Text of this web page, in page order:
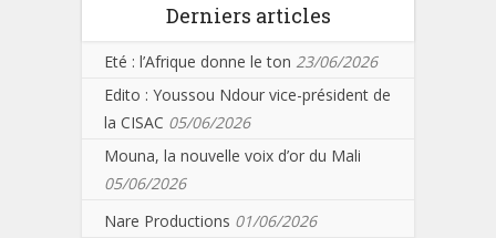
Derniers articles
Eté : l’Afrique donne le ton 23/06/2026
Edito : Youssou Ndour vice-président de
la CISAC 05/06/2026
Mouna, la nouvelle voix d’or du Mali
05/06/2026
Nare Productions 01/06/2026